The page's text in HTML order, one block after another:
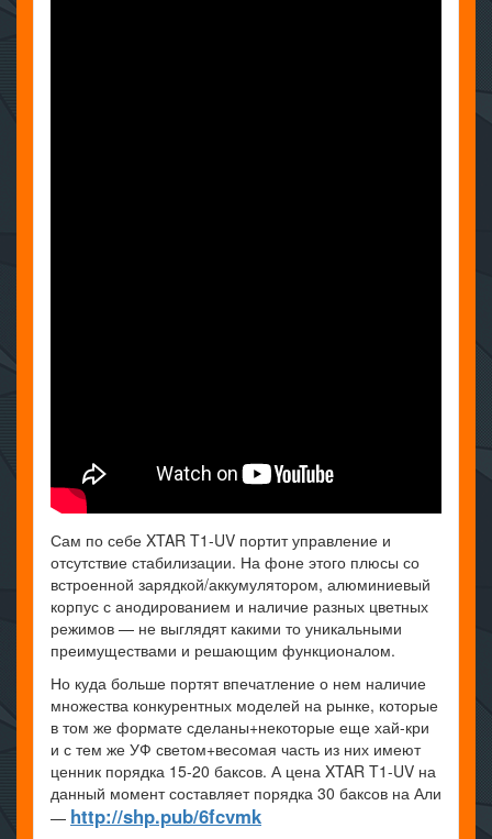
Сам по себе XTAR T1-UV портит управление и
отсутствие стабилизации. На фоне этого плюсы со
встроенной зарядкой/аккумулятором, алюминиевый
корпус с анодированием и наличие разных цветных
режимов — не выглядят какими то уникальными
преимуществами и решающим функционалом.
Но куда больше портят впечатление о нем наличие
множества конкурентных моделей на рынке, которые
в том же формате сделаны+некоторые еще хай-кри
и с тем же УФ светом+весомая часть из них имеют
ценник порядка 15-20 баксов. А цена XTAR T1-UV на
данный момент составляет порядка 30 баксов на Али
— http://shp.pub/6fcvmk